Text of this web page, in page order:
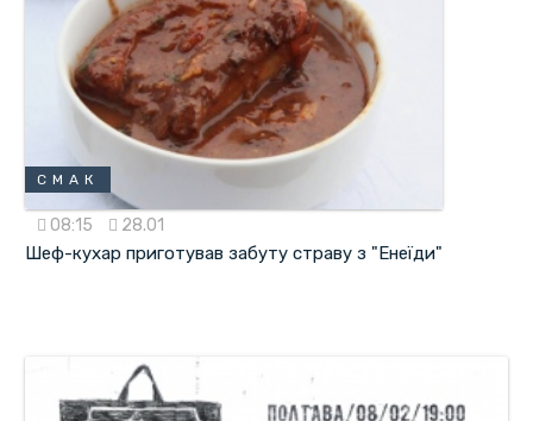
СМАК
08:15 28.01
Шеф-кухар приготував забуту страву з "Енеїди"